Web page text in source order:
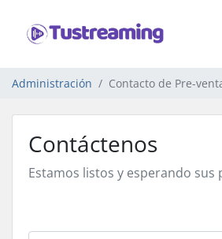
Administración Contacto de Pre-
Contáctenos
Estamos listos y esperando sus